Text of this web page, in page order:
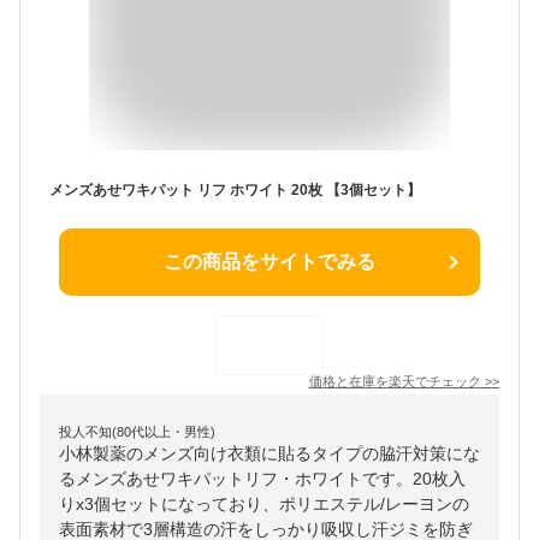
メンズあせワキパット リフ ホワイト 20枚 【3個セット】
この商品をサイトでみる
価格と在庫を楽天でチェック >>
投人不知(80代以上・男性)
小林製薬のメンズ向け衣類に貼るタイプの脇汗対策にな
るメンズあせワキパットリフ・ホワイトです。20枚入
りx3個セットになっており、ポリエステル/レーヨンの
表面素材で3層構造の汗をしっかり吸収し汗ジミを防ぎ